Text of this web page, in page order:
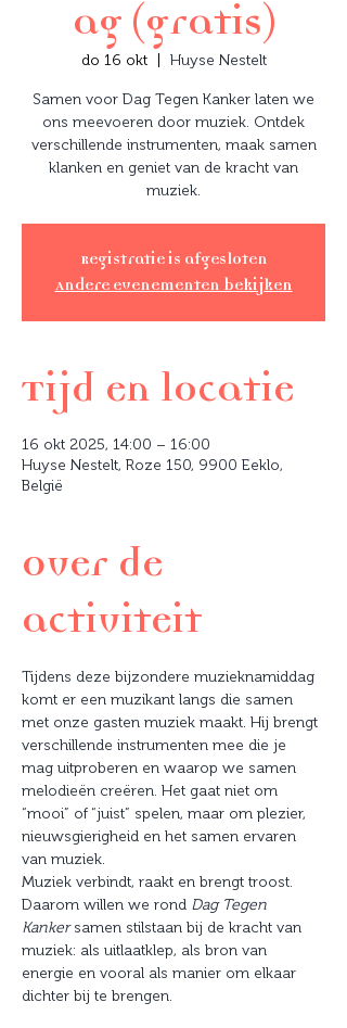
ag (gratis)
do 16 okt
  |
Huyse Nestelt
Samen voor Dag Tegen Kanker laten we
ons meevoeren door muziek. Ontdek
verschillende instrumenten, maak samen
klanken en geniet van de kracht van
muziek.
Registratie is afgesloten
Andere evenementen bekijken
Tijd en locatie
16 okt 2025, 14:00 – 16:00
Huyse Nestelt, Roze 150, 9900 Eeklo,
België
Over de
activiteit
Tijdens deze bijzondere muzieknamiddag
komt er een muzikant langs die samen
met onze gasten muziek maakt. Hij brengt
verschillende instrumenten mee die je
mag uitproberen en waarop we samen
melodieën creëren. Het gaat niet om
“mooi” of “juist” spelen, maar om plezier,
nieuwsgierigheid en het samen ervaren
van muziek.
Muziek verbindt, raakt en brengt troost.
Daarom willen we rond Dag Tegen
Kanker samen stilstaan bij de kracht van
muziek: als uitlaatklep, als bron van
energie en vooral als manier om elkaar
dichter bij te brengen.